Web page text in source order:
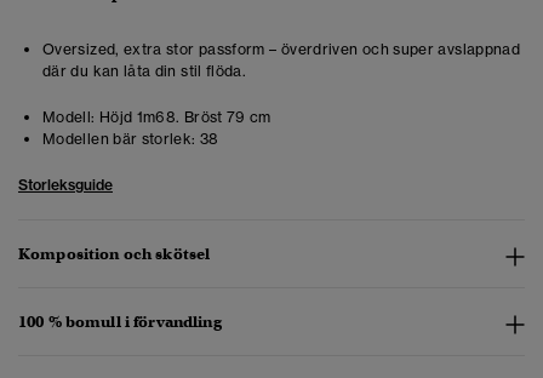
Oversized, extra stor passform – överdriven och super avslappnad
där du kan låta din stil flöda.
Modell: Höjd 1m68. Bröst 79 cm
Modellen bär storlek: 38
Storleksguide
Komposition och skötsel
100 % bomull i förvandling